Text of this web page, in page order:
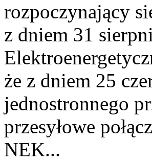
rozpoczynający
z dniem 31
że z dniem 25
jednostronnego
przesyłowe
NEK...